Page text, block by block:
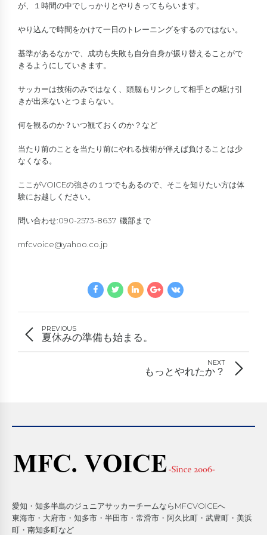
が、１時間の中でしっかりとやりきってもらいます。
やり込んで時間をかけて一日のトレーニングをするのではない。
基準があるなかで、成功も失敗も自分自身が振り替えることがで
きるようにしていきます。
サッカーは技術のみではなく、頭脳もリンクして相手との駆け引
きが出来ないとつまらない。
何を観るのか？いつ観ておくのか？など
当たり前のことを当たり前にやれる技術が伴えば負けることは少
なくなる。
ここがVOICEの強さの１つでもあるので、そこを知りたい方は体
験にお越しください。
問い合わせ:090-2573-8637 磯部まで
mfcvoice@yahoo.co.jp
PREVIOUS
夏休みの準備も始まる。
NEXT
もっとやれたか？
愛知・知多半島のジュニアサッカーチームならMFCVOICEへ
東海市・大府市・知多市・半田市・常滑市・阿久比町・武豊町・美浜
町・南知多町など